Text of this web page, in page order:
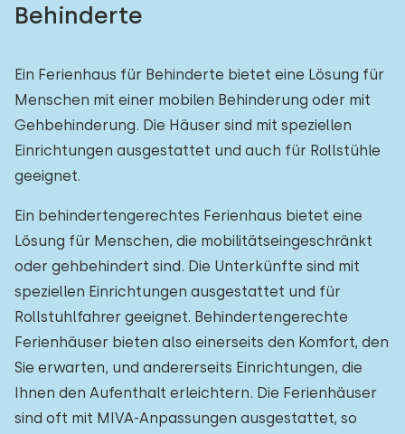
Behinderte
Ein Ferienhaus für Behinderte bietet eine Lösung für
Menschen mit einer mobilen Behinderung oder mit
Gehbehinderung. Die Häuser sind mit speziellen
Einrichtungen ausgestattet und auch für Rollstühle
geeignet.
Ein behindertengerechtes Ferienhaus bietet eine
Lösung für Menschen, die mobilitätseingeschränkt
oder gehbehindert sind. Die Unterkünfte sind mit
speziellen Einrichtungen ausgestattet und für
Rollstuhlfahrer geeignet. Behindertengerechte
Ferienhäuser bieten also einerseits den Komfort, den
Sie erwarten, und andererseits Einrichtungen, die
Ihnen den Aufenthalt erleichtern. Die Ferienhäuser
sind oft mit MIVA-Anpassungen ausgestattet, so